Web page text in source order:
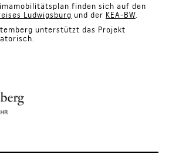
finden sich auf den
Ludwigsburg und der KEA-BW.
unterstützt das Projekt